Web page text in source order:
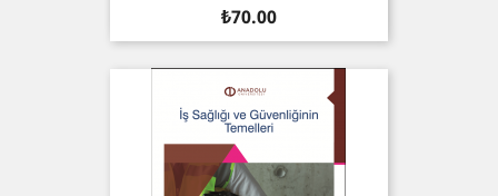
Price
₺70.00